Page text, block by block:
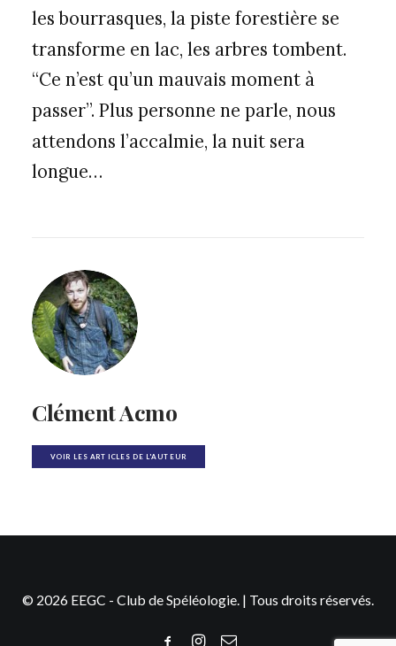
les bourrasques, la piste forestière se
transforme en lac, les arbres tombent.
“Ce n’est qu’un mauvais moment à
passer”. Plus personne ne parle, nous
attendons l’accalmie, la nuit sera
longue…
Clément Acmo
VOIR LES ARTICLES DE L'AUTEUR
© 2026 EEGC - Club de Spéléologie. | Tous droits réservés.